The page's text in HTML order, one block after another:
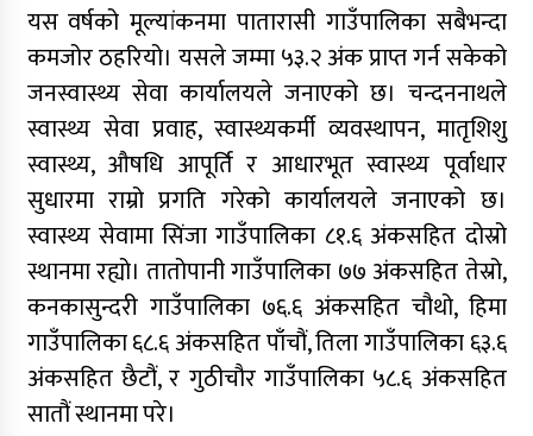
यस वर्षको मूल्यांकनमा पातारासी गाउँपालिका सबैभन्दा
कमजोर ठहरियो। यसले जम्मा ५३.२ अंक प्राप्त गर्न सकेको
जनस्वास्थ्य सेवा कार्यालयले जनाएको छ। चन्दननाथले
स्वास्थ्य सेवा प्रवाह, स्वास्थ्यकर्मी व्यवस्थापन, मातृशिशु
स्वास्थ्य, औषधि आपूर्ति र आधारभूत स्वास्थ्य पूर्वाधार
सुधारमा राम्रो प्रगति गरेको कार्यालयले जनाएको छ।
स्वास्थ्य सेवामा सिंजा गाउँपालिका ८१.६ अंकसहित दोस्रो
स्थानमा रह्यो। तातोपानी गाउँपालिका ७७ अंकसहित तेस्रो,
कनकासुन्दरी गाउँपालिका ७६.६ अंकसहित चौथो, हिमा
गाउँपालिका ६८.६ अंकसहित पाँचौं, तिला गाउँपालिका ६३.६
अंकसहित छैटौं, र गुठीचौर गाउँपालिका ५८.६ अंकसहित
सातौं स्थानमा परे।